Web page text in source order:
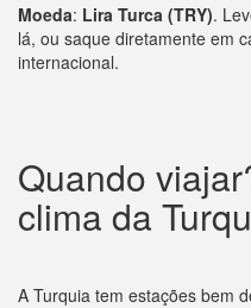
Moeda: Lira Turca (TRY).
lá, ou saque diretamente em
internacional.
Quando
clima da
A Turquia tem estações bem